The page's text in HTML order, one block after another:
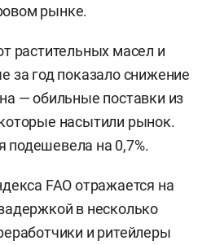
рынке.
растительных масел и
за год показало снижение
— обильные поставки из
насытили рынок.
подешевела на 0,7%.
FAO отражается на
в несколько
и ритейлеры